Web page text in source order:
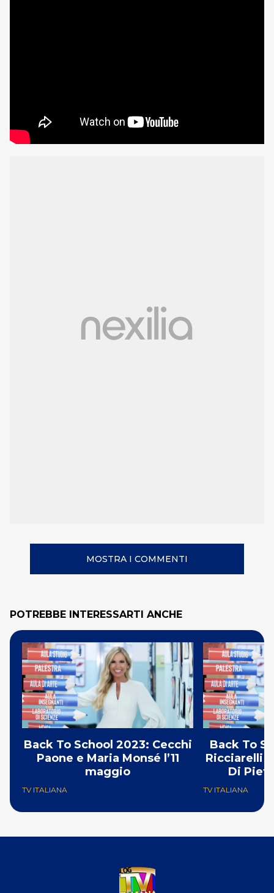
MOSTRA I COMMENTI
POTREBBE INTERESSARTI ANCHE
Back To School 2023: Cecchi
Paone e Maria Monsé l’11
maggio
TV ITALIANA
Back To
Ricciarelli
TV ITALIANA